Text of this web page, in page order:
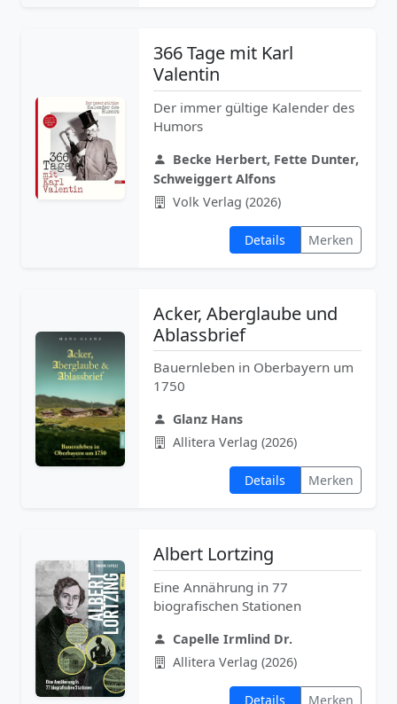
366 Tage mit Karl
Valentin
Der immer gültige Kalender des
Humors
Becke Herbert, Fette Dunter,
Schweiggert Alfons
Volk Verlag (2026)
Details Merken
Acker, Aberglaube und
Ablassbrief
Bauernleben in Oberbayern um
1750
Glanz Hans
Allitera Verlag (2026)
Details Merken
Albert Lortzing
Eine Annährung in 77
biografischen Stationen
Capelle Irmlind Dr.
Allitera Verlag (2026)
Details Merken